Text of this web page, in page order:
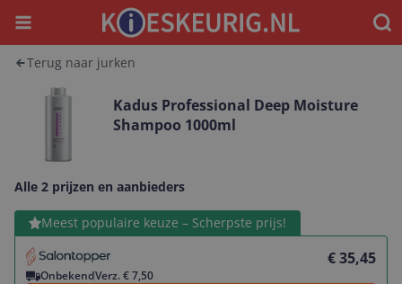
Menu
Terug naar jurken
Kadus Professional Deep Moisture
Shampoo 1000ml
Alle 2 prijzen en aanbieders
Meest populaire keuze – Scherpste prijs!
€ 35,45
OnbekendVerz. € 7,50
Bekijk product